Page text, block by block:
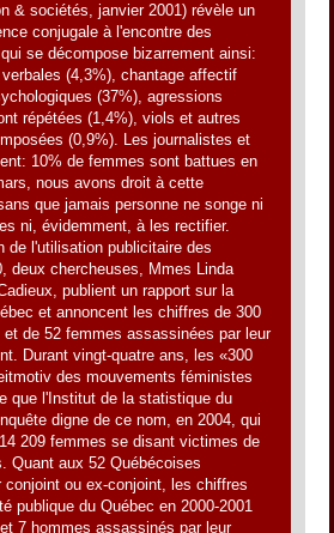
& sociétés, janvier 2001) révèle un
conjugale à l'encontre des
se décompose bizarrement ainsi:
(4,3%), chantage affectif
(37%), agressions
répétées (1,4%), viols et autres
(0,9%). Les journalistes et
10% de femmes sont battues en
nous avons droit à cette
que jamais personne ne songe ni
ni, évidemment, à les rectifier.
de l'utilisation publicitaire des
deux chercheuses, Mmes Linda
publient un rapport sur la
et annoncent les chiffres de 300
de 52 femmes assassinées par leur
Durant vingt-quatre ans, les «300
des mouvements féministes
que l'Institut de la statistique du
digne de ce nom, en 2004, qui
209 femmes se disant victimes de
Quant aux 52 Québécoises
conjoint ou ex-conjoint, les chiffres
publique du Québec en 2000-2001
7 hommes assassinés par leur